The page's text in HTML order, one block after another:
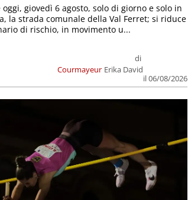
Courmayeur
di
Erika David
il 06/08/2026
oggi, giovedì 6 agosto, solo di giorno e solo in
la strada comunale della Val Ferret; si riduce
di rischio, in movimento u...